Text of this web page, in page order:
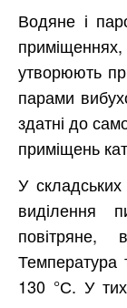
Водяне і
утворюють
парами
здатні до
приміщень
У
виділення
Температура
130 °С. У